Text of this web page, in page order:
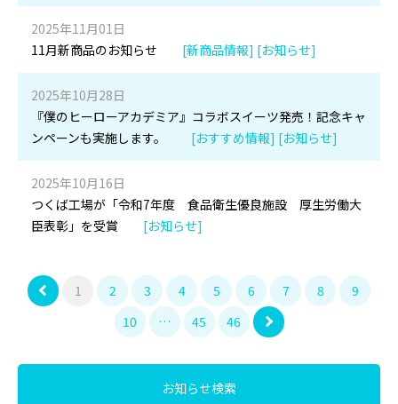
2025年11月01日
11月新商品のお知らせ
[新商品情報] [お知らせ]
2025年10月28日
『僕のヒーローアカデミア』コラボスイーツ発売！記念キャ
ンペーンも実施します。
[おすすめ情報] [お知らせ]
2025年10月16日
つくば工場が「令和7年度 食品衛生優良施設 厚生労働大
臣表彰」を受賞
[お知らせ]
1 2 3 4 5 6 7 8
9
10
… 45 46
お知らせ検索